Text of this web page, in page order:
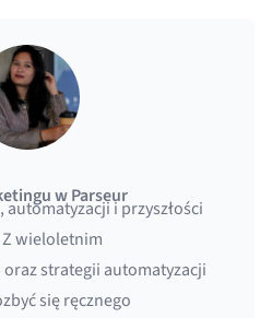
w Parseur
automatyzacji i przyszłości
wieloletnim
strategii automatyzacji
się ręcznego